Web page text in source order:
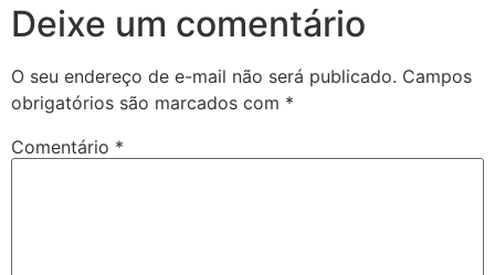
Deixe um comentário
O seu endereço de e-mail não será publicado. Campos
obrigatórios são marcados com *
Comentário *